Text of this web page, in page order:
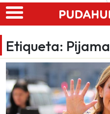
Skip to main content
Etiqueta: Pijama